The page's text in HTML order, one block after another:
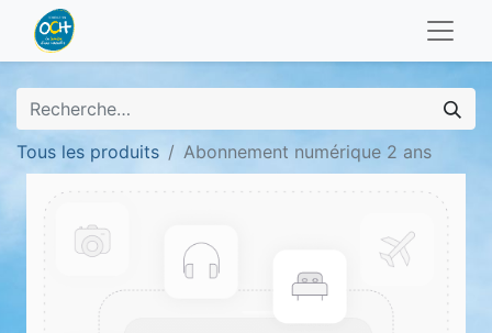
Tous les produits Abonnement numérique 2 ans